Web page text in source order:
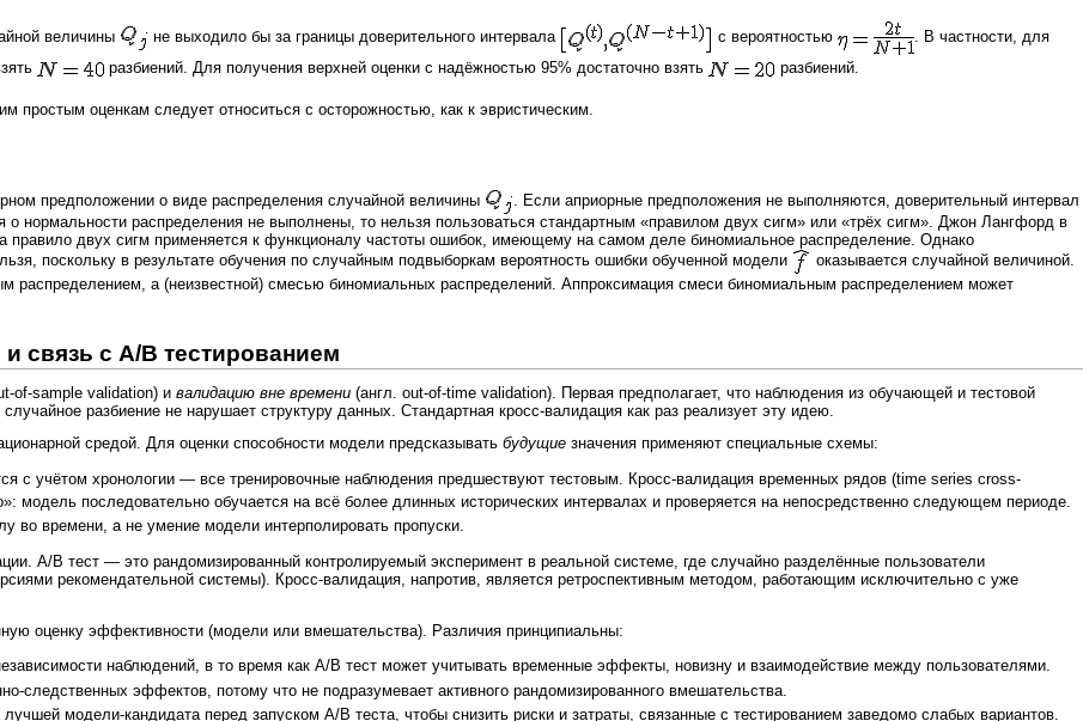
величины не выходило бы за границы доверительного интервала с вероятностью
. В частности, для
разбиений. Для получения верхней оценки с надёжностью 95% достаточно взять разбиений.
простым оценкам следует относиться с осторожностью, как к эвристическим.
предположении о виде распределения случайной величины
. Если априорные предположения не выполняются, доверительный интервал
о нормальности распределения не выполнены, то нельзя пользоваться стандартным «правилом двух сигм» или «трёх сигм». Джон Лангфорд в
правило двух сигм применяется к функционалу частоты ошибок, имеющему на самом деле биномиальное распределение . Однако
поскольку в результате обучения по случайным подвыборкам вероятность ошибки обученной модели
оказывается случайной величиной.
распределением, а (неизвестной) смесью биномиальных распределений. Аппроксимация смеси биномиальным распределением может
связь с A/B тестированием
of-sample validation) и валидацию вне времени (англ. out-of-time validation). Первая предполагает, что наблюдения из обучающей и тестовой
разбиение не нарушает структуру данных. Стандартная кросс-валидация как раз реализует эту идею.
средой. Для оценки способности модели предсказывать будущие значения применяют специальные схемы:
с учётом хронологии — все тренировочные наблюдения предшествуют тестовым. Кросс-валидация временных рядов (time series cross-
модель последовательно обучается на всё более длинных исторических интервалах и проверяется на непосредственно следующем периоде.
во времени, а не умение модели интерполировать пропуски.
A/B тест — это рандомизированный контролируемый эксперимент в реальной системе, где случайно разделённые пользователи
рекомендательной системы). Кросс-валидация, напротив, является ретроспективным методом, работающим исключительно с уже
оценку эффективности (модели или вмешательства). Различия принципиальны:
наблюдений, в то время как A/B тест может учитывать временные эффекты, новизну и взаимодействие между пользователями.
следственных эффектов, потому что не подразумевает активного рандомизированного вмешательства.
модели-кандидата перед запуском A/B теста, чтобы снизить риски и затраты, связанные с тестированием заведомо слабых вариантов.